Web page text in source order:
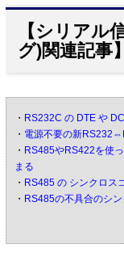
【シリアル
グ)関連記事】
・ RS232C の DTE や
・ 電源不要の新
・ RS485やRS422を使
まる
・ RS485 の シンクロス
・ RS485の不具合のシ